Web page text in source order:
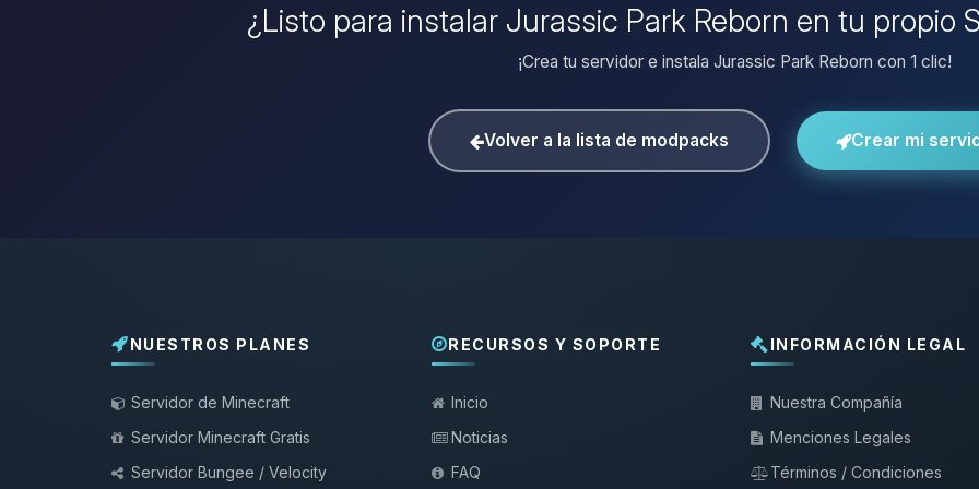
¿Listo para instalar Jurassic Park Reborn en tu propio
¡Crea tu servidor e instala Jurassic Park Reborn con 1 clic!
Volver a la lista de modpacks Crear mi
NUESTROS PLANES
Servidor de Minecraft
Servidor Minecraft Gratis
Servidor Bungee / Velocity
RECURSOS Y SOPORTE
Inicio
Noticias
FAQ
INFORMACIÓN LEGAL
Nuestra Compañía
Menciones Legales
Términos / Condiciones